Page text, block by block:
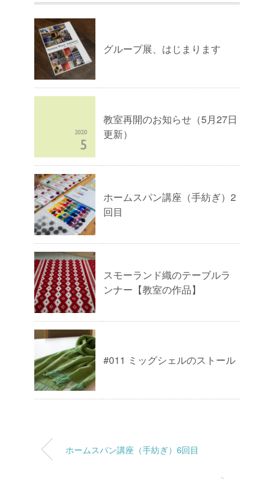
グループ展、はじまります
教室再開のお知らせ（5月27日
更新）
ホームスパン講座（手紡ぎ）2
回目
スモーランド織のテーブルラ
ンナー【教室の作品】
#011 ミッグシェルのストール
ホームスパン講座（手紡ぎ）6回目